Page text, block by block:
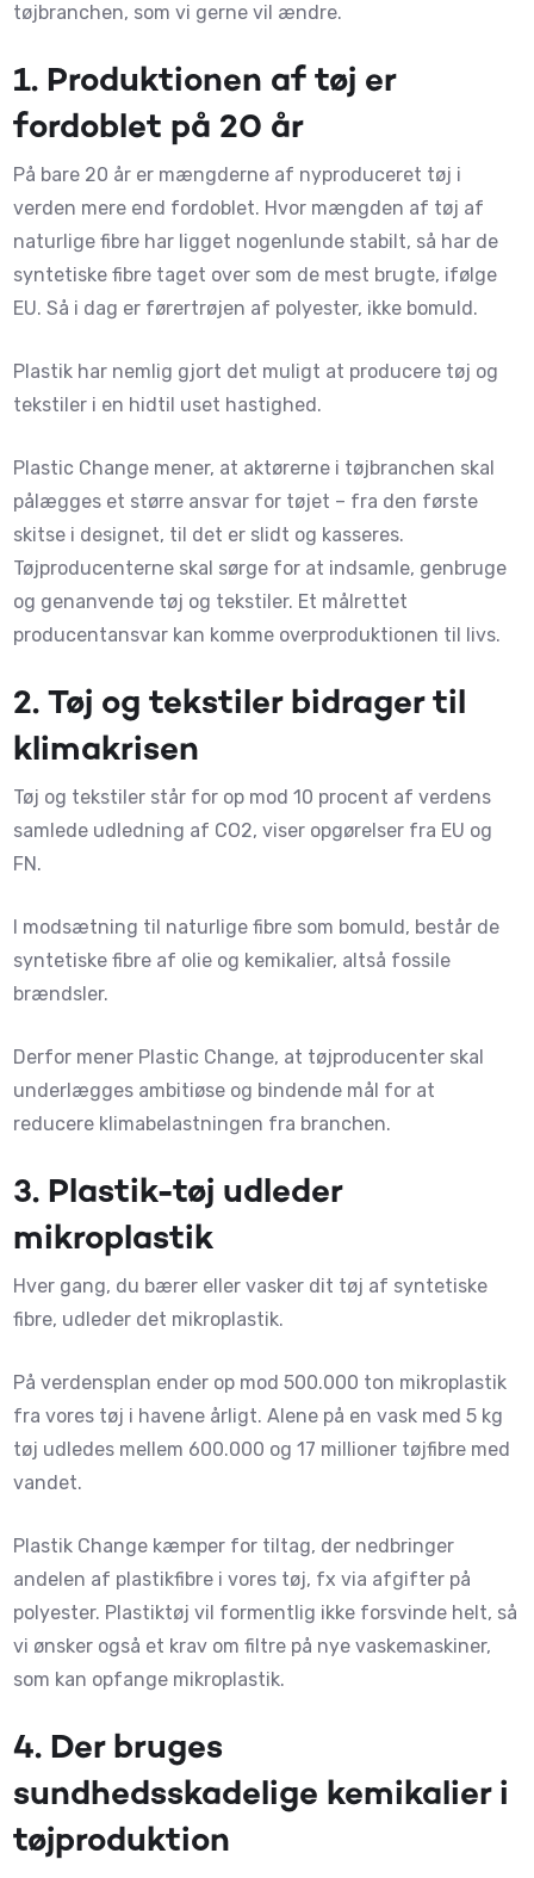
tøjbranchen, som vi gerne vil ændre.
1. Produktionen af tøj er
fordoblet på 20 år
På bare 20 år er mængderne af nyproduceret tøj i
verden mere end fordoblet. Hvor mængden af tøj af
naturlige fibre har ligget nogenlunde stabilt, så har de
syntetiske fibre taget over som de mest brugte, ifølge
EU. Så i dag er førertrøjen af polyester, ikke bomuld.
Plastik har nemlig gjort det muligt at producere tøj og
tekstiler i en hidtil uset hastighed.
Plastic Change mener, at aktørerne i tøjbranchen skal
pålægges et større ansvar for tøjet – fra den første
skitse i designet, til det er slidt og kasseres.
Tøjproducenterne skal sørge for at indsamle, genbruge
og genanvende tøj og tekstiler. Et målrettet
producentansvar kan komme overproduktionen til livs.
2.Tøj og tekstiler bidrager til
klimakrisen
Tøj og tekstiler står for op mod 10 procent af verdens
samlede udledning af CO2, viser opgørelser fra EU og
FN.
I modsætning til naturlige fibre som bomuld, består de
syntetiske fibre af olie og kemikalier, altså fossile
brændsler.
Derfor mener Plastic Change, at tøjproducenter skal
underlægges ambitiøse og bindende mål for at
reducere klimabelastningen fra branchen.
3. Plastik-tøj udleder
mikroplastik
Hver gang, du bærer eller vasker dit tøj af syntetiske
fibre, udleder det mikroplastik.
På verdensplan ender op mod 500.000 ton mikroplastik
fra vores tøj i havene årligt. Alene på en vask med 5 kg
tøj udledes mellem 600.000 og 17 millioner tøjfibre med
vandet.
Plastik Change kæmper for tiltag, der nedbringer
andelen af plastikfibre i vores tøj, fx via afgifter på
polyester. Plastiktøj vil formentlig ikke forsvinde helt, så
vi ønsker også et krav om filtre på nye vaskemaskiner,
som kan opfange mikroplastik.
4. Der bruges
sundhedsskadelige kemikalier i
tøjproduktion